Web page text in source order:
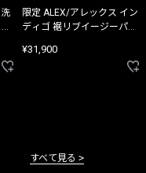
限定 ALEX/アレックス イン
ディゴ 裾リブイージーパン
¥31,900
すべて見る